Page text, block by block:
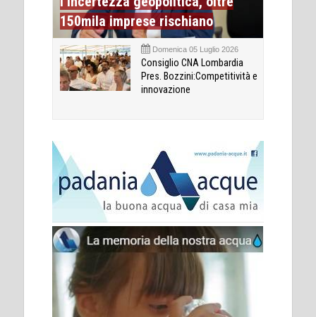
150mila imprese rischiano
Domenica 05 Luglio 2026
Consiglio CNA Lombardia
Pres. Bozzini:Competitività e
innovazione